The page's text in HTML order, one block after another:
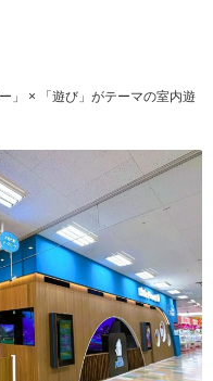
」 × 「遊び」がテーマの室内遊